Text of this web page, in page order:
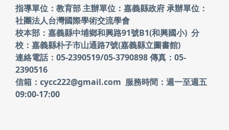
頁尾區域內容
指導單位：教育部 主辦單位：嘉義縣政府承辦單位：
社團法人台灣國際學術交流學會
校本部：嘉義縣中埔鄉和興路91號B1(和興國小) 分
校：嘉義縣朴子市山通路7號(嘉義縣立圖書館)
連絡電話：05-2390519/05-3790898 傳真：05-
2390516
信箱：cycc222@gmail.com 服務時間：週一至週五
09:00-17:00